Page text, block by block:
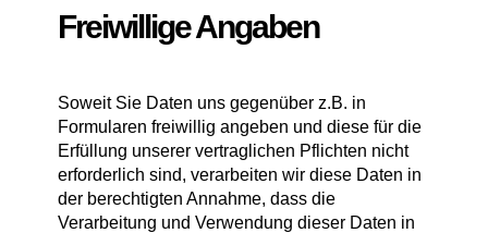
Freiwillige Angaben
Soweit Sie Daten uns gegenüber z.B. in
Formularen freiwillig angeben und diese für die
Erfüllung unserer vertraglichen Pflichten nicht
erforderlich sind, verarbeiten wir diese Daten in
der berechtigten Annahme, dass die
Verarbeitung und Verwendung dieser Daten in